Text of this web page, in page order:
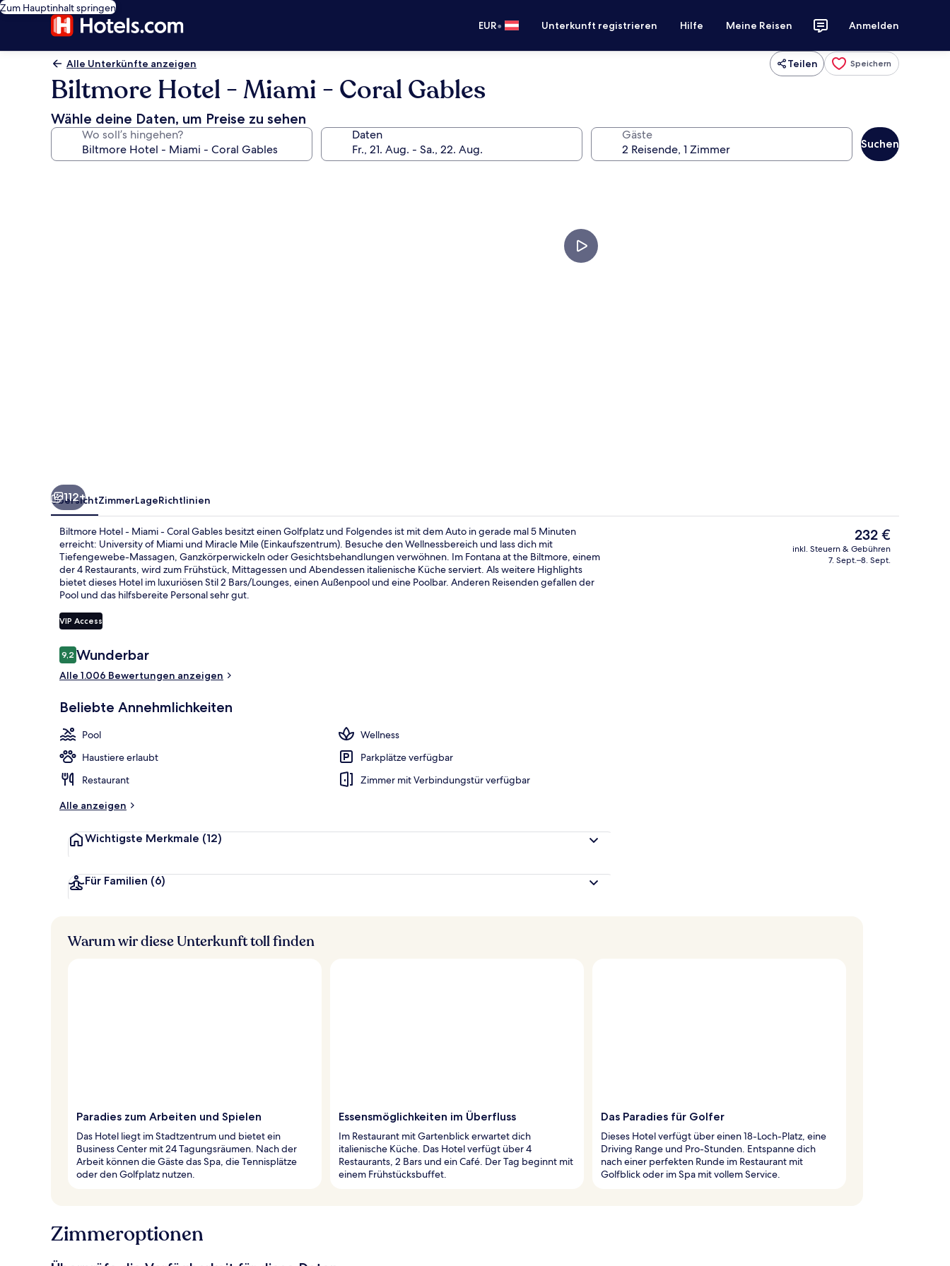
Zum Hauptinhalt springen
EUR• Unterkunft registrieren Hilfe Meine Reisen Anmelden
Alle Unterkünfte anzeigen Teilen Speichern
Biltmore Hotel - Miami - Coral Gables
Wähle deine Daten, um Preise zu sehen
Wo soll’s hingehen? Daten Gäste
Suchen
Lobby Außenpool, geöffnet von 06:00 Uhr
112+
ÜbersichtZimmerLageRichtlinien
Biltmore Hotel - Miami - Coral Gables besitzt einen Golfplatz und Folgendes ist mit dem Auto in gerade mal 5 Minuten
erreicht: University of Miami und Miracle Mile (Einkaufszentrum). Besuche den Wellnessbereich und lass dich mit
Tiefengewebe-Massagen, Ganzkörperwickeln oder Gesichtsbehandlungen verwöhnen. Im Fontana at the Biltmore, einem
der 4 Restaurants, wird zum Frühstück, Mittagessen und Abendessen italienische Küche serviert. Als weitere Highlights
bietet dieses Hotel im luxuriösen Stil 2 Bars/Lounges, einen Außenpool und eine Poolbar. Anderen Reisenden gefallen der
Pool und das hilfsbereite Personal sehr gut.
VIP Access
Bewertungen
9,29,2 von 10.
Wunderbar
Alle 1.006 Bewertungen anzeigen
Beliebte Annehmlichkeiten
Pool
Wellness
Haustiere erlaubt
Parkplätze verfügbar
Restaurant
Zimmer mit Verbindungstür verfügbar
Alle anzeigen
Wichtigste Merkmale (12)
Für Familien (6)
Der
aktuelle
Preis
232 €
inkl. Steuern & Gebühren
7. Sept.–8. Sept.
Warum wir diese Unterkunft toll finden
Paradies zum Arbeiten und Spielen
Das Hotel liegt im Stadtzentrum und bietet ein
Business Center mit 24 Tagungsräumen. Nach der
Arbeit können die Gäste das Spa, die Tennisplätze
oder den Golfplatz nutzen.
Essensmöglichkeiten im Überfluss
Im Restaurant mit Gartenblick erwartet dich
italienische Küche. Das Hotel verfügt über 4
Restaurants, 2 Bars und ein Café. Der Tag beginnt mit
einem Frühstücksbuffet.
Das Paradies für Golfer
Dieses Hotel verfügt über einen 18-Loch-Platz, eine
Driving Range und Pro-Stunden. Entspanne dich
nach einer perfekten Runde im Restaurant mit
Golfblick oder im Spa mit vollem Service.
Zimmeroptionen